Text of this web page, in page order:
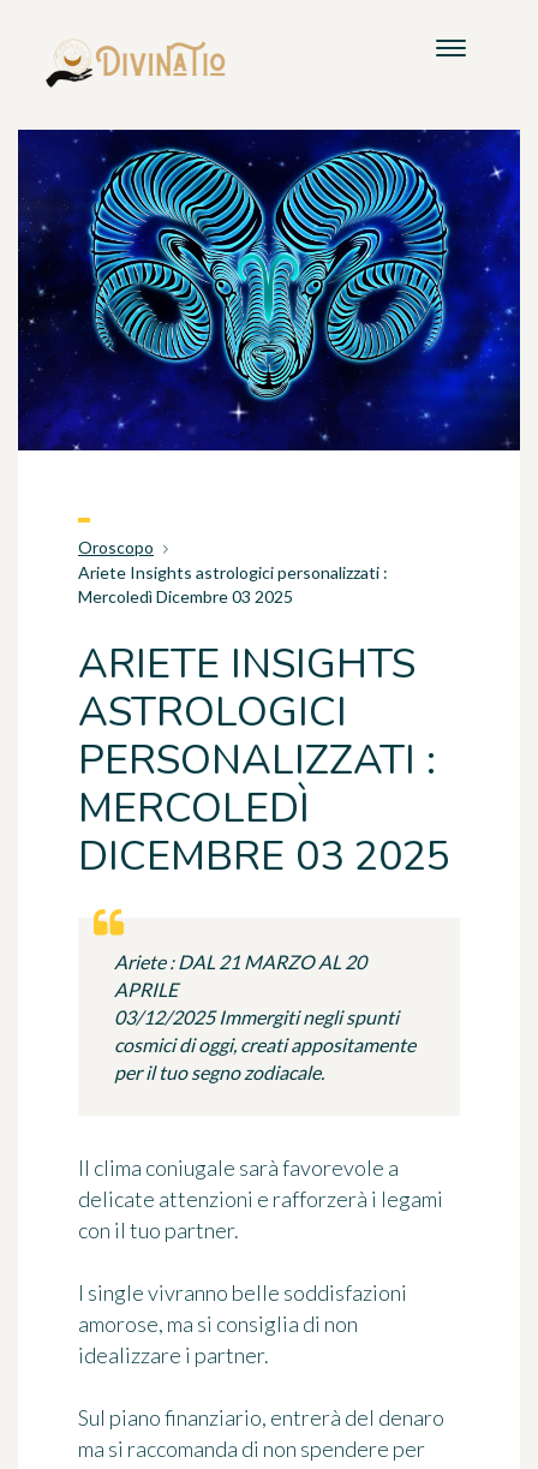
Oroscopo
Ariete Insights astrologici personalizzati :
Mercoledì Dicembre 03 2025
ARIETE INSIGHTS
ASTROLOGICI
PERSONALIZZATI :
MERCOLEDÌ
DICEMBRE 03 2025
Ariete : DAL 21 MARZO AL 20
APRILE
03/12/2025 Immergiti negli spunti
cosmici di oggi, creati appositamente
per il tuo segno zodiacale.
Il clima coniugale sarà favorevole a
delicate attenzioni e rafforzerà i legami
con il tuo partner.
I single vivranno belle soddisfazioni
amorose, ma si consiglia di non
idealizzare i partner.
Sul piano finanziario, entrerà del denaro
ma si raccomanda di non spendere per